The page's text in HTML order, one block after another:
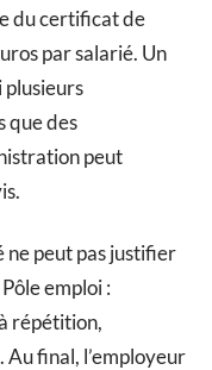
du certificat de
par salarié. Un
plusieurs
que des
peut
ne peut pas justifier
emploi :
répétition,
final, l’employeur